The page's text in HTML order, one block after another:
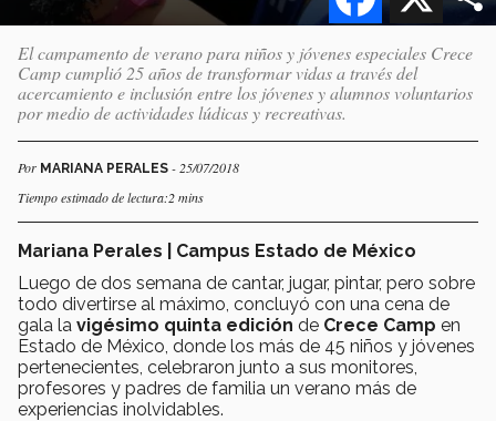
El campamento de verano para niños y jóvenes especiales Crece
Camp cumplió 25 años de transformar vidas a través del
acercamiento e inclusión entre los jóvenes y alumnos voluntarios
por medio de actividades lúdicas y recreativas.
Por MARIANA PERALES - 25/07/2018
Tiempo estimado de lectura:2 mins
Mariana Perales | Campus Estado de México
Luego de dos semana de cantar, jugar, pintar, pero sobre
todo divertirse al máximo, concluyó con una cena de
gala la vigésimo quinta edición de Crece Camp en
Estado de México, donde los más de 45 niños y jóvenes
pertenecientes, celebraron junto a sus monitores,
profesores y padres de familia un verano más de
experiencias inolvidables.